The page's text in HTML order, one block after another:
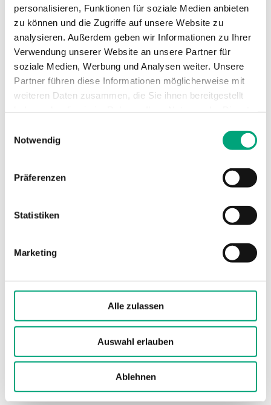
personalisieren, Funktionen für soziale Medien anbieten
zu können und die Zugriffe auf unsere Website zu
analysieren. Außerdem geben wir Informationen zu Ihrer
Verwendung unserer Website an unsere Partner für
soziale Medien, Werbung und Analysen weiter. Unsere
Partner führen diese Informationen möglicherweise mit
weiteren Daten zusammen, die Sie ihnen bereitgestellt
Notwendig
Präferenzen
Statistiken
Marketing
Alle zulassen
Auswahl erlauben
Ablehnen
Medien
Luft, nicht
brennbare und
nicht aggressive
Gase
Dämpfung
(elektronisch)
0…600s
Kabelverschraubung
Klemmentyp Schraubklemme
Polycarbonat